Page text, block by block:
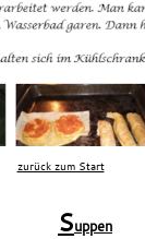
zurück zum Startenburg
Suppen